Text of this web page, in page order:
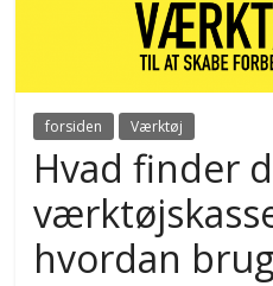
forsiden Værktøj
Hvad finder
hvordan